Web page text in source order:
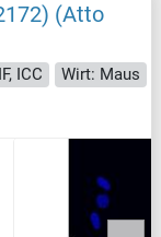
(Atto
ICC
Wirt: Maus